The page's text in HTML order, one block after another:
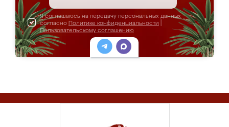
Я соглашаюсь на передачу персональных данных
согласно Политике конфиденциальности
Пользовательскому соглашению